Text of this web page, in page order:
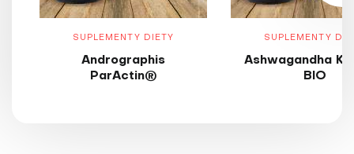
SUPLEMENTY DIETY
Andrographis
ParActin®
SUPLEMENTY
Ashwagandha
BIO